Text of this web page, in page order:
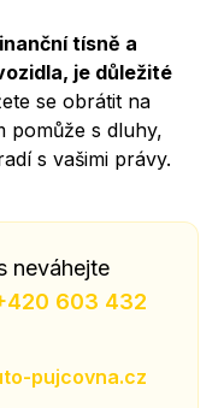
tísně a
je důležité
se obrátit na
pomůže s dluhy,
s vašimi právy.
neváhejte
603 432
pujcovna.cz